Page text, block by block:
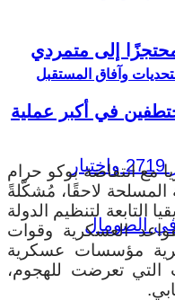
وآفاق المستقبل
الكونغولية تسلّم 15 محتجزًا إلى متمردي
النيجيرية تحرر 308 مختطفين في أكبر عملية
مع انتفاضة بوكو حرام
المسلحة لاحقًا، مُشكّلةً
التابعة لتنظيم الدولة
العسكرية وقوات
مؤسسات عسكرية
تعرضت للهجوم،